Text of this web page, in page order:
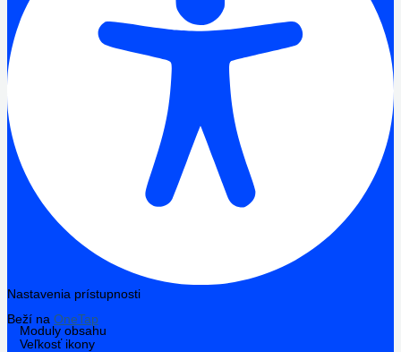
Nastavenia prístupnosti
Beží na OneTap
Moduly obsahu
Veľkosť ikony